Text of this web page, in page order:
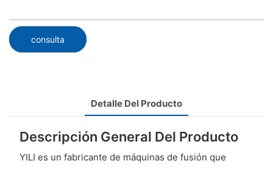
consulta
Detalle Del Producto
Descripción General Del Producto
YILI es un fabricante de máquinas de fusión que